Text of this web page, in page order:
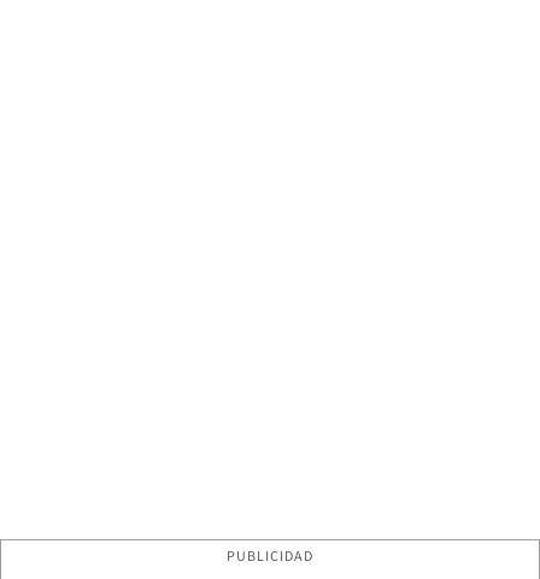
PUBLICIDAD